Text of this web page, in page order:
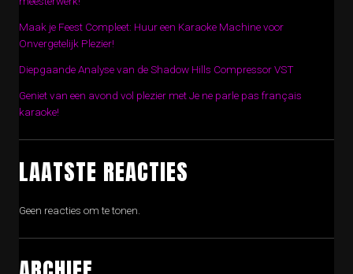
Maak je Feest Compleet: Huur een Karaoke Machine voor
Onvergetelijk Plezier!
Diepgaande Analyse van de Shadow Hills Compressor VST
Geniet van een avond vol plezier met Je ne parle pas français
karaoke!
LAATSTE REACTIES
Geen reacties om te tonen.